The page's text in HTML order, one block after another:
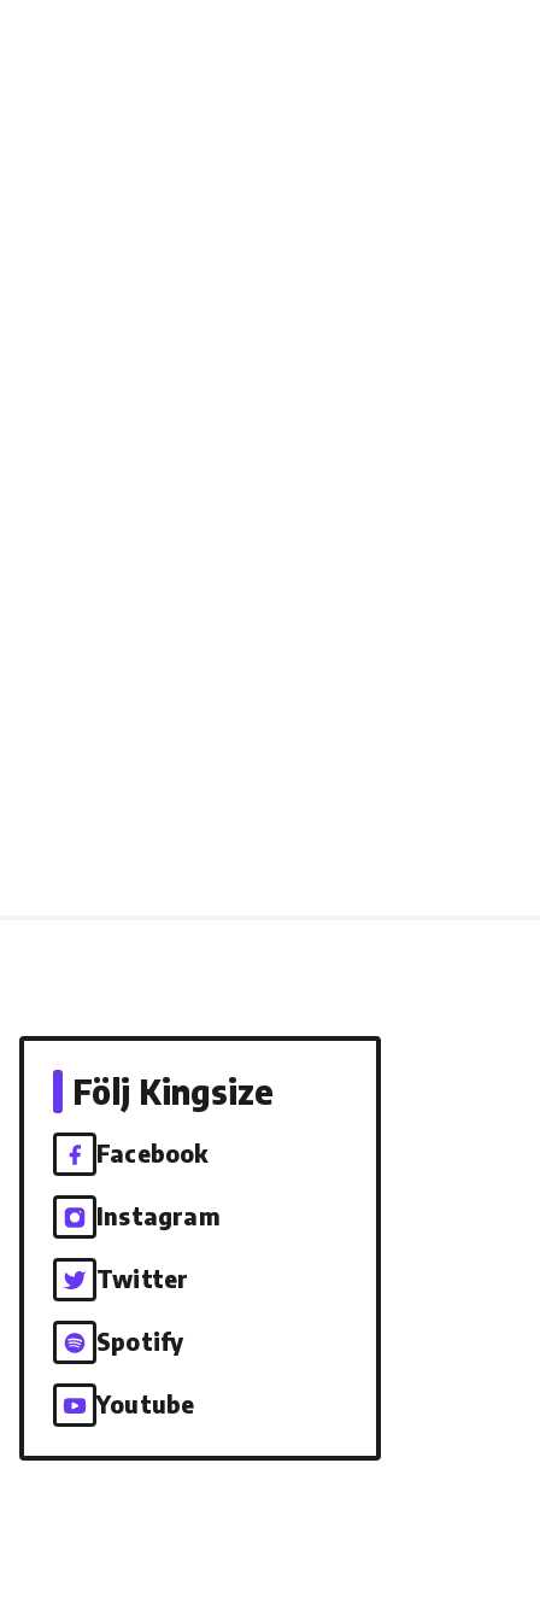
Följ Kingsize
Facebook
Instagram
Twitter
Spotify
Youtube